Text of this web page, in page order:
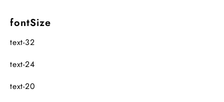
fontSize
text-32
text-24
text-20